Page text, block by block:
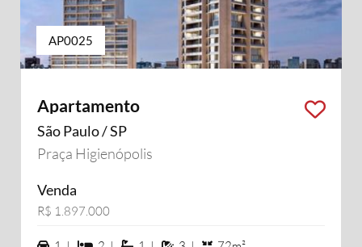
AP0025
Apartamento
São Paulo / SP
Praça Higienópolis
Venda
R$ 1.897.000